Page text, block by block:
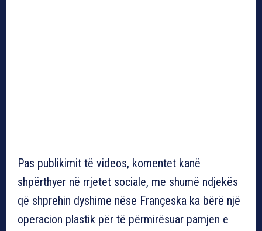
Pas publikimit të videos, komentet kanë
shpërthyer në rrjetet sociale, me shumë ndjekës
që shprehin dyshime nëse Françeska ka bërë një
operacion plastik për të përmirësuar pamjen e